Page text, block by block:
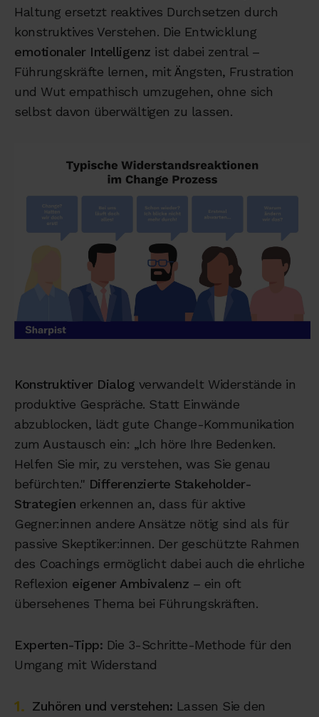
Haltung ersetzt reaktives Durchsetzen durch
konstruktives Verstehen. Die Entwicklung
emotionaler Intelligenz ist dabei zentral –
Führungskräfte lernen, mit Ängsten, Frustration
und Wut empathisch umzugehen, ohne sich
selbst davon überwältigen zu lassen.
Konstruktiver Dialog verwandelt Widerstände in
produktive Gespräche. Statt Einwände
abzublocken, lädt gute Change-Kommunikation
zum Austausch ein: „Ich höre Ihre Bedenken.
Helfen Sie mir, zu verstehen, was Sie genau
befürchten." Differenzierte Stakeholder-
Strategien erkennen an, dass für aktive
Gegner:innen andere Ansätze nötig sind als für
passive Skeptiker:innen. Der geschützte Rahmen
des Coachings ermöglicht dabei auch die ehrliche
Reflexion eigener Ambivalenz – ein oft
übersehenes Thema bei Führungskräften.
Experten-Tipp: Die 3-Schritte-Methode für den
Umgang mit Widerstand
Zuhören und verstehen: Lassen Sie den